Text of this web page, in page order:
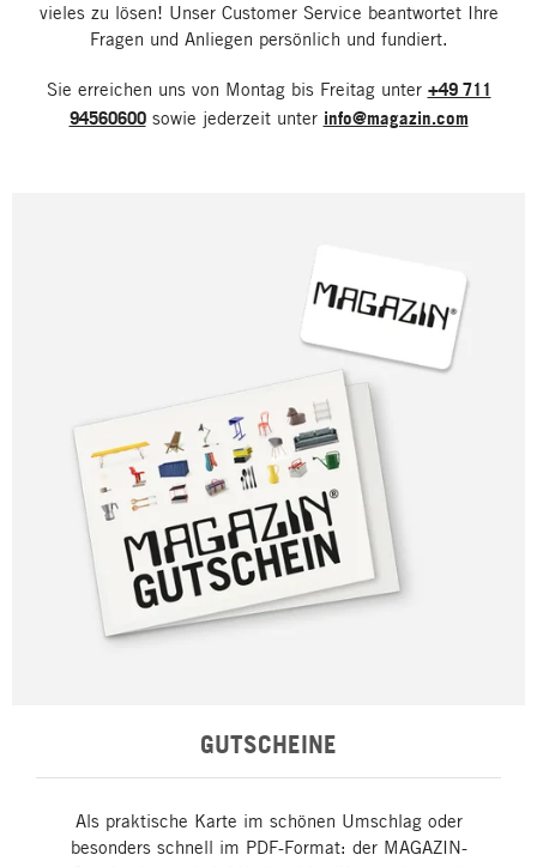
vieles zu lösen! Unser Customer Service beantwortet Ihre
Fragen und Anliegen persönlich und fundiert.
Sie erreichen uns von Montag bis Freitag unter +49 711
94560600sowie jederzeit unter info@magazin.com
GUTSCHEINE
Als praktische Karte im schönen Umschlag oder
besonders schnell im PDF-Format: der MAGAZIN-